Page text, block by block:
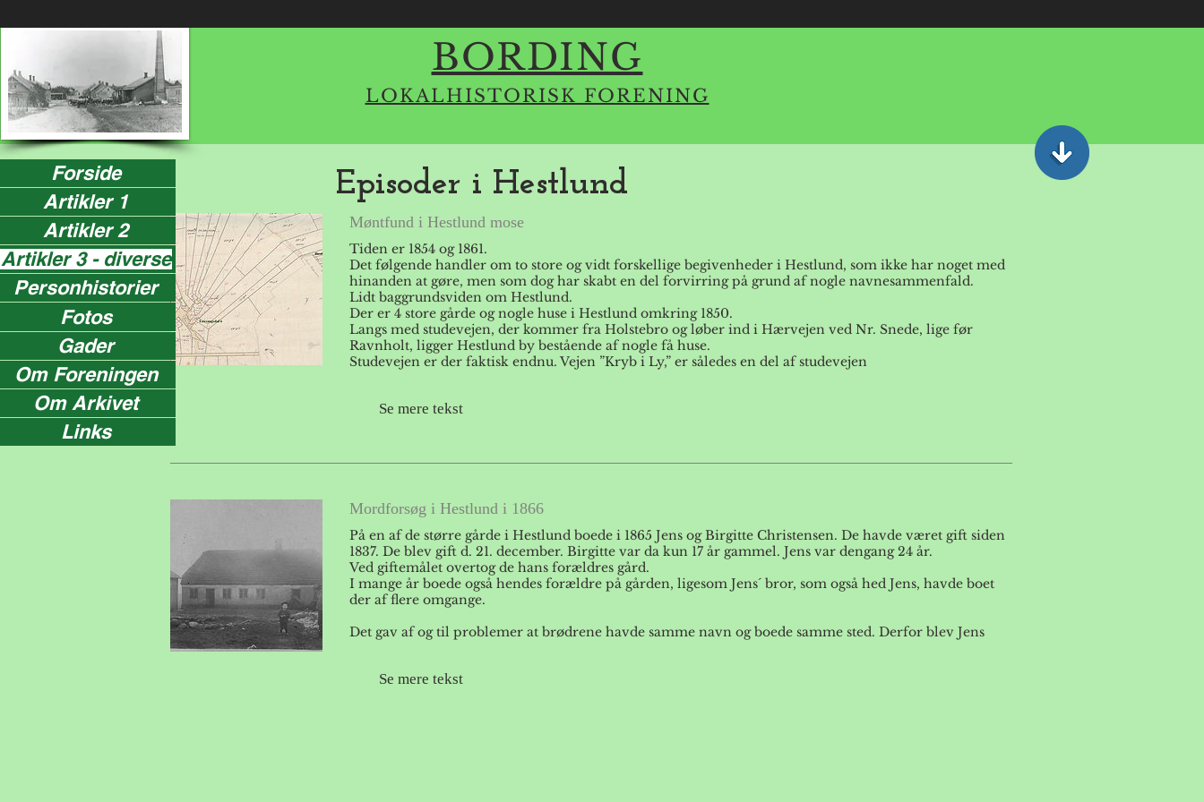
BORDING
LOKALHISTORISK FORENING
Episoder i Hestlund
Møntfund i Hestlund mose
Tiden er 1854 og 1861.
Det følgende handler om to store og vidt forskellige begivenheder i Hestlund, som ikke har noget med
hinanden at gøre, men som dog har skabt en del forvirring på grund af nogle navnesammenfald.
Lidt baggrundsviden om Hestlund.
Der er 4 store gårde og nogle huse i Hestlund omkring 1850.
Langs med studevejen, der kommer fra Holstebro og løber ind i Hærvejen ved Nr. Snede, lige før
Ravnholt, ligger Hestlund by bestående af nogle få huse.
Studevejen er der faktisk endnu. Vejen ”Kryb i Ly,” er således en del af studevejen
Se mere tekst
Mordforsøg i Hestlund i 1866
På en af de større gårde i Hestlund boede i 1865 Jens og Birgitte Christensen. De havde været gift siden
1837. De blev gift d. 21. december. Birgitte var da kun 17 år gammel. Jens var dengang 24 år.
Ved giftemålet overtog de hans forældres gård.
I mange år boede også hendes forældre på gården, ligesom Jens´ bror, som også hed Jens, havde boet
der af flere omgange.
Det gav af og til problemer at brødrene havde samme navn og boede samme sted. Derfor blev Jens
Se mere tekst
Forside
Artikler 1
Artikler 2
Artikler 3 - diverse
Personhistorier
Fotos
Gader
Om Foreningen
Om Arkivet
Links